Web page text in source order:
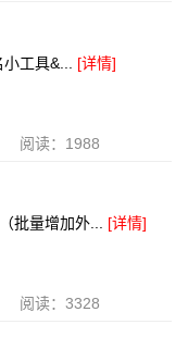
工具&... [详情]
阅读：1988
批量增加外... [详情]
阅读：3328